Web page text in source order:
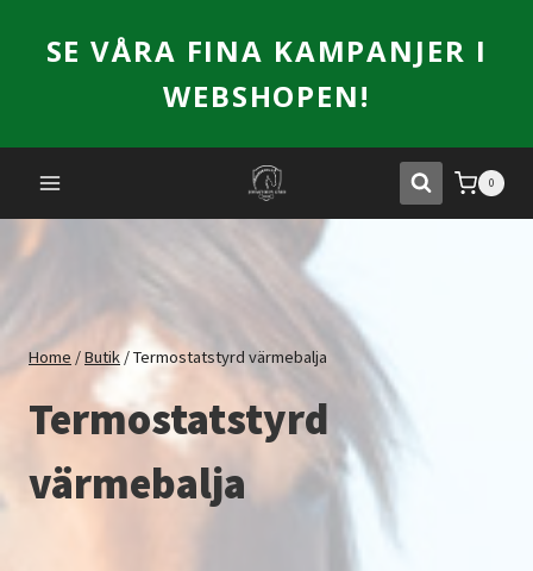
SE VÅRA FINA KAMPANJER I
WEBSHOPEN!
0
Home /Butik /Termostatstyrd värmebalja
Termostatstyrd
värmebalja